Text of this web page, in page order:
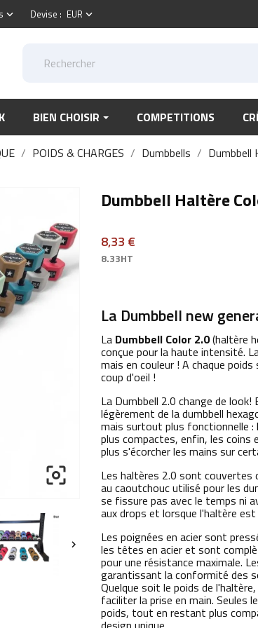
keyboard_arrow_down Devise : EUR keyboard_arrow_down
BIEN CHOISIR COMPETITIONS
POIDS & CHARGES Dumbbells Dumbbell


Dumbbell Haltère
8,33 €
8.33HT
La Dumbbell new
La Dumbbell Color 2.0(haltère
conçue pour la haute intensité.
mais en couleur ! A chaque
coup d'oeil !
La Dumbbell 2.0 change de
légèrement de la dumbbell
mais surtout plus fonctionnelle
plus compactes, enfin, les
plus s'écorcher les mains sur
Les haltères 2.0 sont couvertes
au caoutchouc utilisé pour les
se fissure pas avec le temps ni
aux drops et lorsque l'haltère
Les poignées en acier sont
les têtes en acier et sont
pour une résistance maximale.
garantissant la conformité des
Quelque soit le poids de
faciliter la prise en main.
poids, tout en restant plus